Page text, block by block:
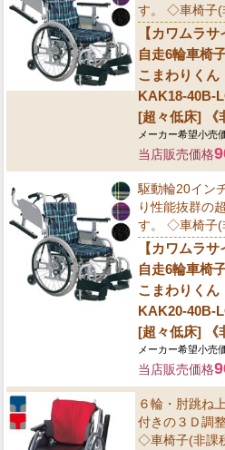
す。 ◇車椅子(
【カワムラサ
自走6輪車椅
こまわりくん
KAK18-40B-
[超々低床] 《
メーカー希望小売
当店販売価格
駆動輪20イン
り性能抜群の
す。 ◇車椅子(
【カワムラサ
自走6輪車椅
こまわりくん
KAK20-40B-
[超々低床] 《
メーカー希望小売
当店販売価格
６輪・肘跳ね
付きの３Ｄ調
◇車椅子(非課